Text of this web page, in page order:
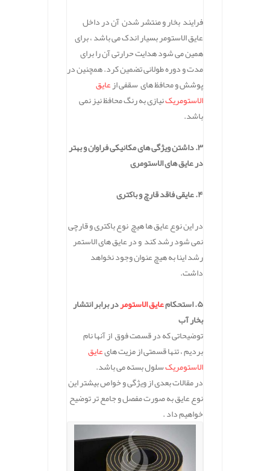
فرایند بخار و منتشر شدن آن در داخل
عایق الاستومر بسیار اندک می باشد ، برای
همین می شود هدایت حرارتی آن را برای
مدت و دوره طولانی تضمین کرد. همچنین در
پوشش و محافظ های سقفی ازعایق
الاستومریکنیازی به رنگ محافظ نیز نمی
باشد.
۳. داشتن ویژگی های مکانیکی فراوان و بهتر
در عایق های الاستومری
۴. عایقی فاقد قارچ و باکتری
در این نوع عایق ها هیچ نوع باکتری و قارچی
نمی شود رشد کند و در عایق های الاستمر
رشد اینا به هیچ عنوان وجود نخواهد
داشت.
۵. استحکام
عایق الاستومردر برابر انتشار
بخار آب
توضیحاتی که در قسمت فوق از آنها نام
بردیم ، تنها قسمتی از مزیت هایعایق
الاستومریکسلول بسته می باشد.
در مقالات بعدی از ویژگی و خواص بیشتر این
نوع عایق به صورت مفصل و جامع تر توضیح
خواهیم داد .